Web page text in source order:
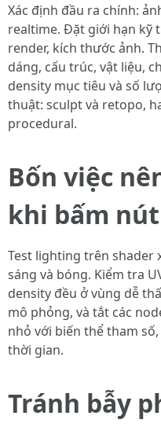
Xác định đầu ra chính:
realtime. Đặt giới hạn kỹ
render, kích thước ảnh.
dáng, cấu trúc, vật liệu,
density mục tiêu và số
thuật: sculpt và retopo,
procedural.
Bốn việc
khi bấm
Test lighting trên shader
sáng và bóng. Kiểm tra
density đều ở vùng dễ
mô phỏng, và tắt các
nhỏ với biến thể tham
thời gian.
Tránh bẫy